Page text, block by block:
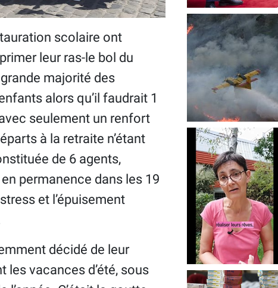
scolaire ont
leur ras-le bol du
majorité des
alors qu’il faudrait 1
seulement un renfort
à la retraite n’étant
de 6 agents,
permanence dans les 19
et l’épuisement
décidé de leur
vacances d’été, sous